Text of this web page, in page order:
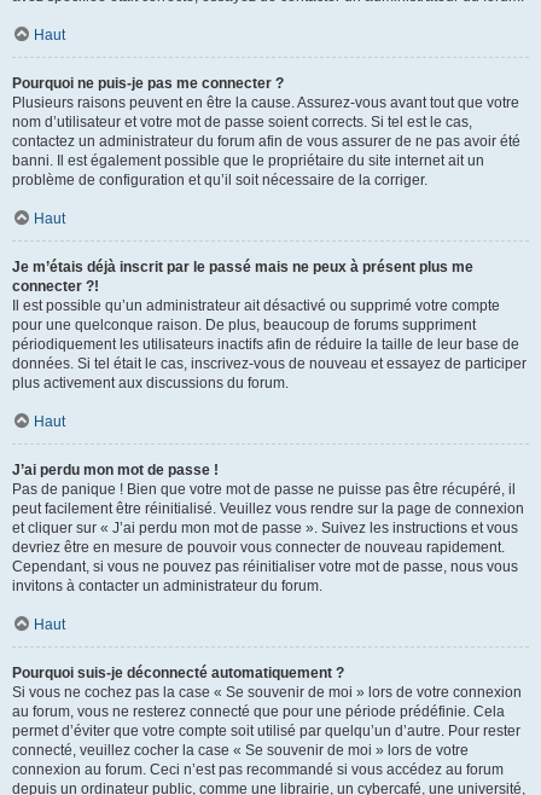
Haut
Pourquoi ne puis-je pas me connecter ?
Plusieurs raisons peuvent en être la cause. Assurez-vous avant tout que votre
nom d’utilisateur et votre mot de passe soient corrects. Si tel est le cas,
contactez un administrateur du forum afin de vous assurer de ne pas avoir été
banni. Il est également possible que le propriétaire du site internet ait un
problème de configuration et qu’il soit nécessaire de la corriger.
Haut
Je m’étais déjà inscrit par le passé mais ne peux à présent plus me
connecter ?!
Il est possible qu’un administrateur ait désactivé ou supprimé votre compte
pour une quelconque raison. De plus, beaucoup de forums suppriment
périodiquement les utilisateurs inactifs afin de réduire la taille de leur base de
données. Si tel était le cas, inscrivez-vous de nouveau et essayez de participer
plus activement aux discussions du forum.
Haut
J’ai perdu mon mot de passe !
Pas de panique ! Bien que votre mot de passe ne puisse pas être récupéré, il
peut facilement être réinitialisé. Veuillez vous rendre sur la page de connexion
et cliquer sur « J’ai perdu mon mot de passe ». Suivez les instructions et vous
devriez être en mesure de pouvoir vous connecter de nouveau rapidement.
Cependant, si vous ne pouvez pas réinitialiser votre mot de passe, nous vous
invitons à contacter un administrateur du forum.
Haut
Pourquoi suis-je déconnecté automatiquement ?
Si vous ne cochez pas la case « Se souvenir de moi » lors de votre connexion
au forum, vous ne resterez connecté que pour une période prédéfinie. Cela
permet d’éviter que votre compte soit utilisé par quelqu’un d’autre. Pour rester
connecté, veuillez cocher la case « Se souvenir de moi » lors de votre
connexion au forum. Ceci n’est pas recommandé si vous accédez au forum
depuis un ordinateur public, comme une librairie, un cybercafé, une université,